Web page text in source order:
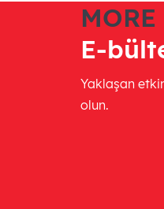
E-
Yaklaşan
olun.